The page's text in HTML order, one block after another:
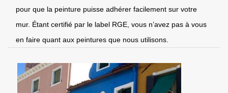
pour que la peinture puisse adhérer facilement sur votre
mur. Étant certifié par le label RGE, vous n’avez pas à vous
en faire quant aux peintures que nous utilisons.